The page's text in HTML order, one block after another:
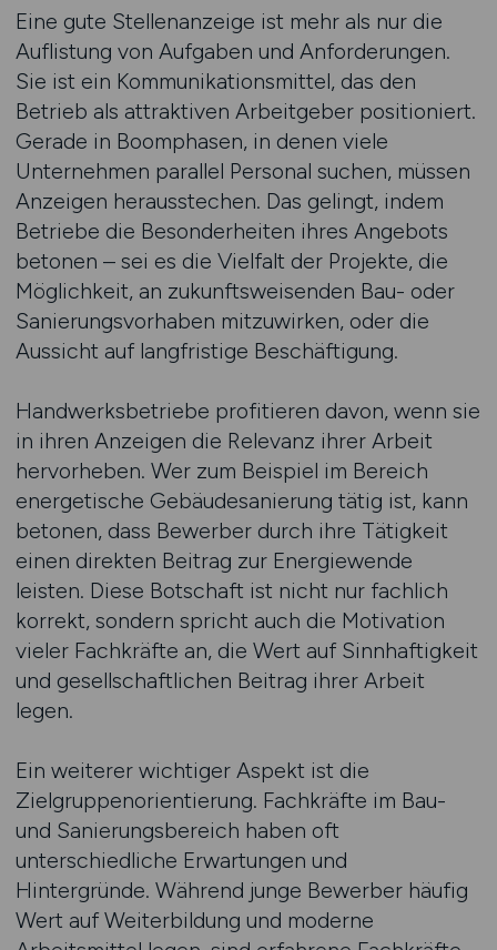
Eine gute Stellenanzeige ist mehr als nur die
Auflistung von Aufgaben und Anforderungen.
Sie ist ein Kommunikationsmittel, das den
Betrieb als attraktiven Arbeitgeber positioniert.
Gerade in Boomphasen, in denen viele
Unternehmen parallel Personal suchen, müssen
Anzeigen herausstechen. Das gelingt, indem
Betriebe die Besonderheiten ihres Angebots
betonen – sei es die Vielfalt der Projekte, die
Möglichkeit, an zukunftsweisenden Bau- oder
Sanierungsvorhaben mitzuwirken, oder die
Aussicht auf langfristige Beschäftigung.
Handwerksbetriebe profitieren davon, wenn sie
in ihren Anzeigen die Relevanz ihrer Arbeit
hervorheben. Wer zum Beispiel im Bereich
energetische Gebäudesanierung tätig ist, kann
betonen, dass Bewerber durch ihre Tätigkeit
einen direkten Beitrag zur Energiewende
leisten. Diese Botschaft ist nicht nur fachlich
korrekt, sondern spricht auch die Motivation
vieler Fachkräfte an, die Wert auf Sinnhaftigkeit
und gesellschaftlichen Beitrag ihrer Arbeit
legen.
Ein weiterer wichtiger Aspekt ist die
Zielgruppenorientierung. Fachkräfte im Bau-
und Sanierungsbereich haben oft
unterschiedliche Erwartungen und
Hintergründe. Während junge Bewerber häufig
Wert auf Weiterbildung und moderne